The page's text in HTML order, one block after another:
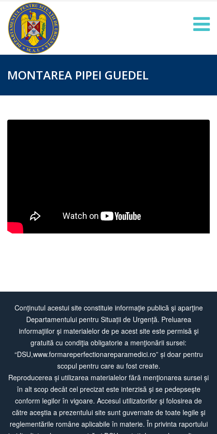
MONTAREA PIPEI GUEDEL
Conţinutul acestui site constituie informaţie publică şi aparţine
Departamentului pentru Situații de Urgență. Preluarea
informaţiilor şi materialelor de pe acest site este permisă şi
gratuită cu condiţia obligatorie a menţionării sursei:
“DSU,www.formareperfectionareparamedici.ro” și doar pentru
scopul pentru care au fost create.
Reproducerea și utilizarea materialelor fără menţionarea sursei și
în alt scop decât cel precizat este interzisă şi se pedepseşte
conform legilor în vigoare. Accesul utilizatorilor şi folosirea de
către aceştia a prezentului site sunt guvernate de toate legile şi
reglementările române aplicabile în materie. În privinta raportului